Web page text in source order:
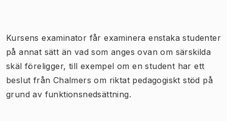
Kursens examinator får examinera enstaka studenter
på annat sätt än vad som anges ovan om särskilda
skäl föreligger, till exempel om en student har ett
beslut från Chalmers om riktat pedagogiskt stöd på
grund av funktionsnedsättning.